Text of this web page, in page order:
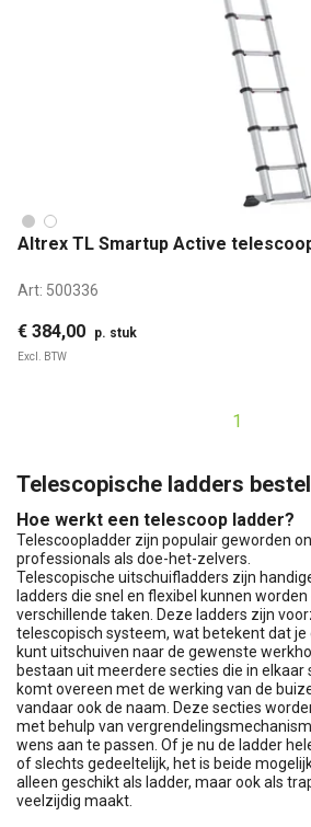
Altrex TL Smartup Active
Art: 500336
€ 384,00 p. stuk
Excl. BTW
1
Telescopische ladders
Hoe werkt een telescoop ladder?
Telescoopladder zijn populair geworden
professionals als doe-het-zelvers.
Telescopische uitschuifladders zijn
ladders die snel en flexibel kunnen
verschillende taken. Deze ladders zijn
telescopisch systeem, wat betekent dat je
kunt uitschuiven naar de gewenste
bestaan uit meerdere secties die in elkaar
komt overeen met de werking van de
vandaar ook de naam. Deze secties
met behulp van
wens aan te passen. Of je nu de ladder
of slechts gedeeltelijk, het is beide
alleen geschikt als ladder, maar ook als
veelzijdig maakt.